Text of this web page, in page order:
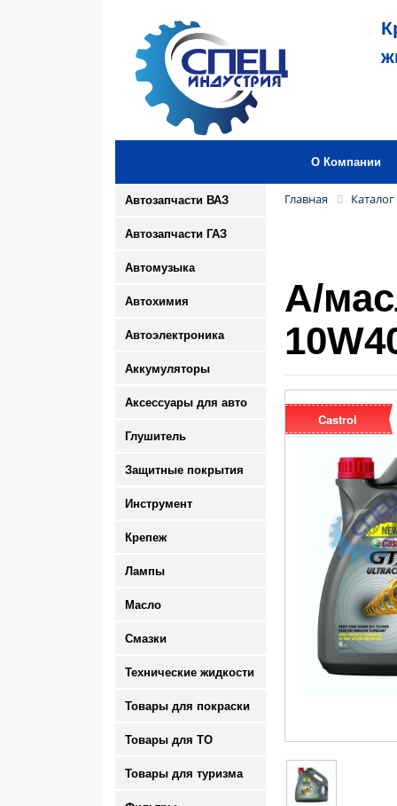
О Компании
Автозапчасти ВАЗ
Автозапчасти ГАЗ
Автомузыка
Автохимия
Автоэлектроника
Аккумуляторы
Аксессуары для авто
Глушитель
Защитные покрытия
Инструмент
Крепеж
Лампы
Масло
Смазки
Технические жидкости
Товары для покраски
Товары для ТО
Товары для туризма
Главная Каталог
А/
Castrol